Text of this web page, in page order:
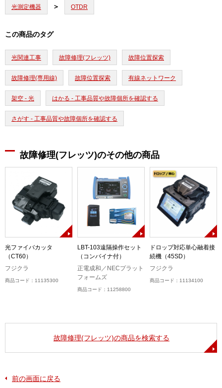
光測定機器 OTDR
この商品のタグ
光関連工事 故障修理(フレッツ) 故障位置探索
故障修理(専用線) 故障位置探索 有線ネットワーク
架空 - 光 はかる - 工事品質や故障個所を確認する
さがす - 工事品質や故障個所を確認する
故障修理(フレッツ)のその他の商品
光ファイバカッタ
（CT60）
フジクラ
商品コード：11135300
LBT-103遠隔操作セット
（コンバイナ付）
正電成和／NECプラット
フォームズ
商品コード：11258800
ドロップ対応単心融着接
続機（45SD）
フジクラ
商品コード：11134100
故障修理(フレッツ)の商品を検索する
前の画面に戻る